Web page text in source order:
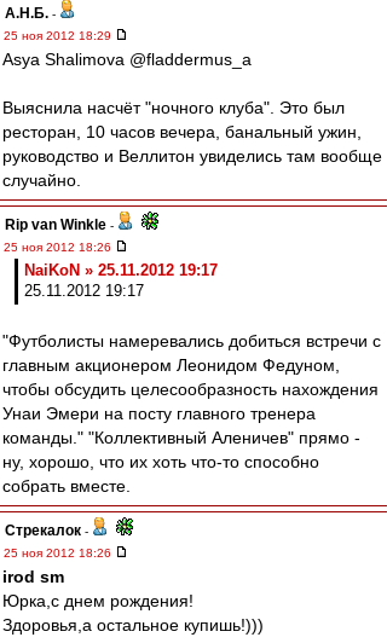
А.Н.Б. -
25 ноя 2012 18:29
Asya Shalimova @fladdermus_a
Выяснила насчёт "ночного клуба". Это был
ресторан, 10 часов вечера, банальный ужин,
руководство и Веллитон увиделись там вообще
случайно.
Rip van Winkle -
25 ноя 2012 18:26
NaiKoN » 25.11.2012 19:17
25.11.2012 19:17
"Футболисты намеревались добиться встречи с
главным акционером Леонидом Федуном,
чтобы обсудить целесообразность нахождения
Унаи Эмери на посту главного тренера
команды." "Коллективный Аленичев" прямо -
ну, хорошо, что их хоть что-то способно
собрать вместе.
Стрекалок -
25 ноя 2012 18:26
irod sm
Юрка,с днем рождения!
Здоровья,а остальное купишь!)))